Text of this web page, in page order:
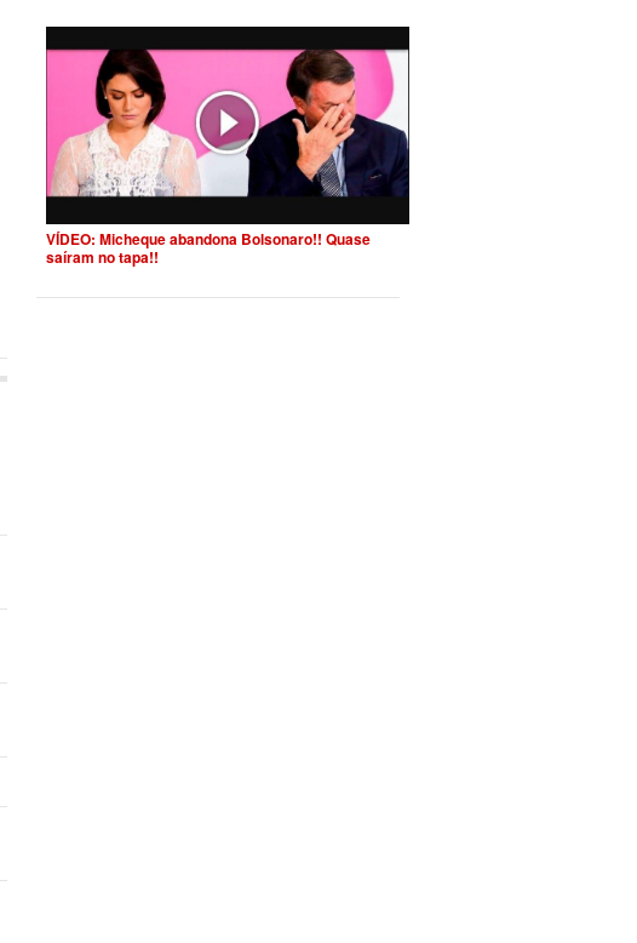
VÍDEO: Micheque abandona Bolsonaro!! Quase
saíram no tapa!!